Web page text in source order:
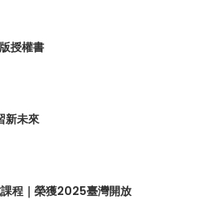
授權書
新未來
程｜榮獲2025臺灣開放